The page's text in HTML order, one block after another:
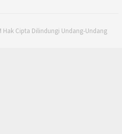
Hak Cipta Dilindungi Undang-Undang